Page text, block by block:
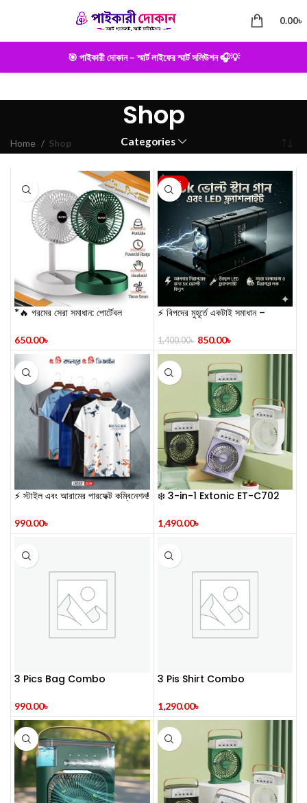
0.00৳
🎯 পাইকারী দোকান – স্মার্ট লাইফের স্মার্ট সলিউশন 🎧💡
Shop
Categories
Home Shop
*🔥 গরমের সেরা সমাধান: পোর্টেবল
650.00৳
-39%
⚡ বিপদের মুহূর্তে একটাই সমাধান –
Self-Defense Mini Pocket
Stun Gun 801💥
1,400.00৳ 850.00৳
⚡️ স্টাইল এবং আরামের পারফেক্ট কম্বিনেশন!
990.00৳
❄️ 3-in-1 Extonic ET-C702
এসি ! ❄️
1,490.00৳
3 Pics Bag Combo
990.00৳
3 Pis Shirt Combo
1,290.00৳